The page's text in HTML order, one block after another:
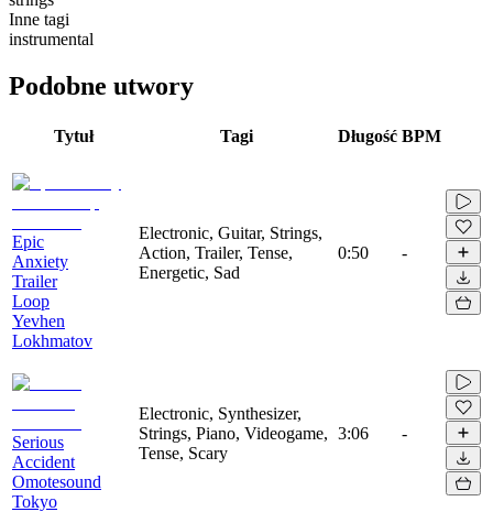
Inne tagi
instrumental
Podobne utwory
Tytuł Tagi Długość BPM
Epic
Anxiety
Trailer
Loop
Yevhen
Lokhmatov
Electronic, Guitar, Strings,
Action, Trailer, Tense,
Energetic, Sad
0:50 -
Serious
Accident
Omotesound
Tokyo
Electronic, Synthesizer,
Strings, Piano, Videogame,
Tense, Scary
3:06 -